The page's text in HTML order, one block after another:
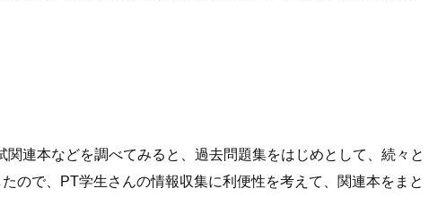
連本などを調べてみると、過去問題集をはじめとして、続々と
ので、PT学生さんの情報収集に利便性を考えて、関連本をまと